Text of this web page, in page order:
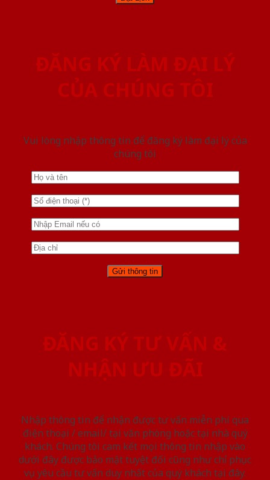
ĐĂNG KÝ LÀM ĐẠI LÝ
CỦA CHÚNG TÔI
Vui lòng nhập thông tin để đăng ký làm đại lý của
chúng tôi
ĐĂNG KÝ TƯ VẤN &
NHẬN ƯU ĐÃI
Nhập thông tin để nhận được tư vấn miễn phí qua
điện thoại / email/ tại văn phòng hoặc tại nhà quý
khách. Chúng tôi cam kết mọi thông tin nhập vào
dưới đây được bảo mật tuyệt đối cũng như chỉ phục
vụ yêu cầu tư vấn duy nhất của quý khách tại đây.